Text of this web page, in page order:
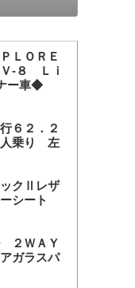
ＬＯＲＥ
-８ Ｌｉ
ー車◆
６２．２
人乗り 左
クⅡレザ
シート
２ＷＡＹ
ガラスパ